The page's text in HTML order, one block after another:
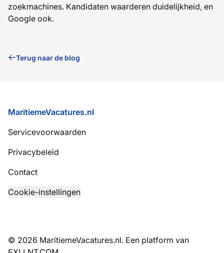
zoekmachines. Kandidaten waarderen duidelijkheid, en
Google ook.
Terug naar de blog
Voettekst
MaritiemeVacatures.nl
Servicevoorwaarden
Privacybeleid
Contact
Cookie-instellingen
© 2026 MaritiemeVacatures.nl. Een platform van